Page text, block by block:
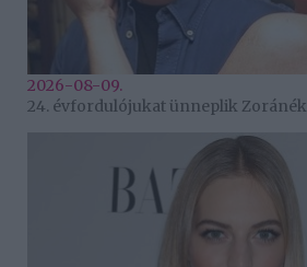
2026-08-09.
24. évfordulójukat ünneplik Zoránék